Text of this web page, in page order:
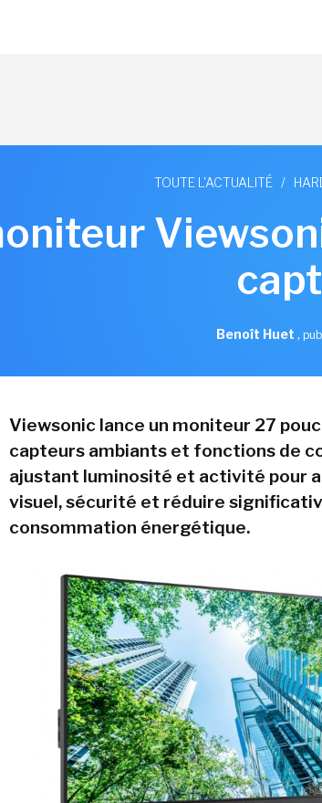
TOUTE L'ACTUALITÉ /
Benoît Huet ,
Viewsonic lance un moniteur 27
capteurs ambiants et fonctions de
ajustant luminosité et activité pour
visuel, sécurité et réduire
consommation énergétique.